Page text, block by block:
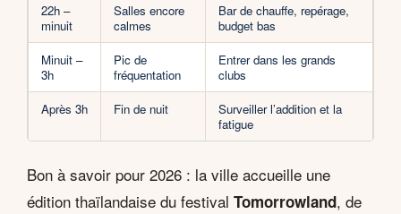
22h –
minuit
Salles encore
calmes
Bar de chauffe, repérage,
budget bas
Minuit –
3h
Pic de
fréquentation
Entrer dans les grands
clubs
Après 3h
Fin de nuit
Surveiller l’addition et la
fatigue
Bon à savoir pour 2026 : la ville accueille une
édition thaïlandaise du festival Tomorrowland, de